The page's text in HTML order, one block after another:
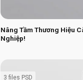
Nâng Tầm Thương Hiệu
Nghiệp!
3 files PSD